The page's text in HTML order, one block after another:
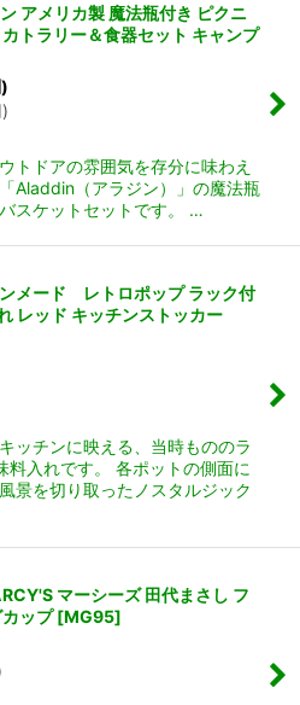
アメリカ製 魔法瓶付き ピクニ
トラリー＆食器セット キャンプ
)
トドアの雰囲気を存分に味わえ
Aladdin（アラジン）」の魔法瓶
スケットセットです。 …
メード レトロポップ ラック付
レッド キッチンストッカー
ッチンに映える、当時もののラ
料入れです。 各ポットの側面に
景を切り取ったノスタルジック
マーシーズ 田代まさし フ
ップ [MG95]